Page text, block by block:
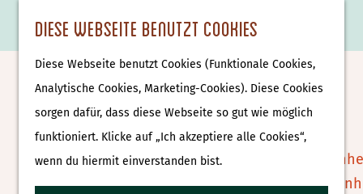
Diese Webseite benutzt Cookies
Diese Webseite benutzt Cookies (Funktionale Cookies,
Analytische Cookies, Marketing-Cookies). Diese Cookies
sorgen dafür, dass diese Webseite so gut wie möglich
funktioniert. Klicke auf „Ich akzeptiere alle Cookies“,
wenn du hiermit einverstanden bist.
G
F
v
o
r
i
t
K
r
t
e
S
c
h
e
n
e
n
ü
Attraktionen &
Museen
Museen
Tierparks
Affenpark
Burgers' Zoo
c
Talent im Haus
Zu Favoriten hinzufügenZu Favoriten